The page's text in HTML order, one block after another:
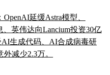
延缓Astra模型、
、英伟达向Lancium投资30亿
AI生成代码、AI合成病毒研
减少2.3万。